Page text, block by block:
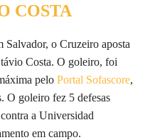
COSTA
Salvador, o Cruzeiro aposta
Costa. O goleiro, foi
pelo Portal Sofascore,
O goleiro fez 5 defesas
a Universidad
em campo.